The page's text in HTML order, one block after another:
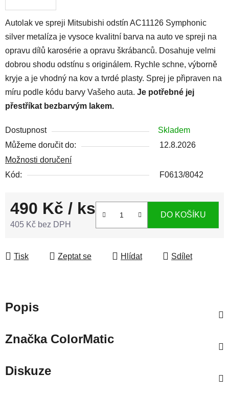
Autolak ve spreji Mitsubishi odstín AC11126 Symphonic
silver metalíza je vysoce kvalitní barva na auto ve spreji na
opravu dílů karosérie a opravu škrábanců. Dosahuje velmi
dobrou shodu odstínu s originálem. Rychle schne, výborně
kryje a je vhodný na kov a tvrdé plasty. Sprej je připraven na
míru podle kódu barvy Vašeho auta. Je potřebné jej
přestříkat bezbarvým lakem.
Dostupnost
Skladem
Můžeme doručit do:
12.8.2026
Možnosti doručení
Kód:
F0613/8042
490 Kč / ks
405 Kč bez DPH
DO KOŠÍKU
Tisk Zeptat se Hlídat Sdílet
Popis
ZnačkaColorMatic
Diskuze